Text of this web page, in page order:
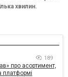
хвилин.
189
про асортимент,
платформі